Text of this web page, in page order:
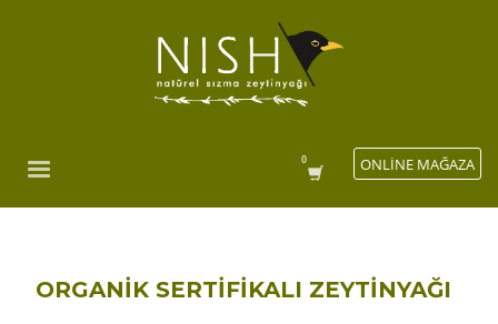
ONLİNE MAĞAZA
ORGANIK SERTIFIKALI ZEYTINYAĞI